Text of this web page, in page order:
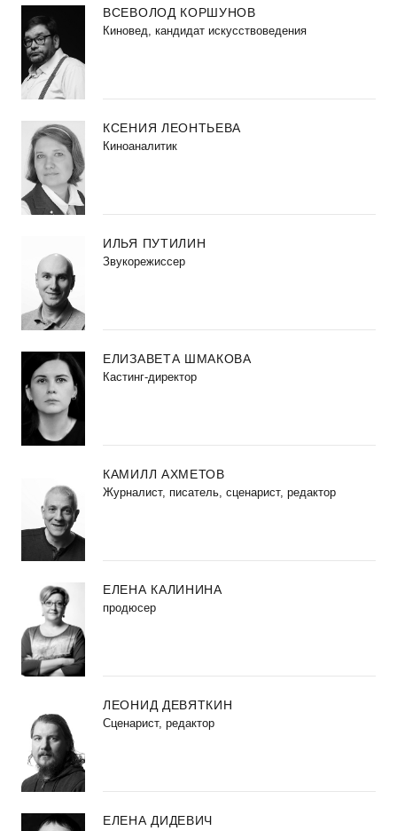
ВСЕВОЛОД КОРШУНОВ
Киновед, кандидат искусствоведения
КСЕНИЯ ЛЕОНТЬЕВА
Киноаналитик
ИЛЬЯ ПУТИЛИН
Звукорежиссер
ЕЛИЗАВЕТА ШМАКОВА
Кастинг-директор
КАМИЛЛ АХМЕТОВ
Журналист, писатель, сценарист, редактор
ЕЛЕНА КАЛИНИНА
продюсер
ЛЕОНИД ДЕВЯТКИН
Сценарист, редактор
ЕЛЕНА ДИДЕВИЧ